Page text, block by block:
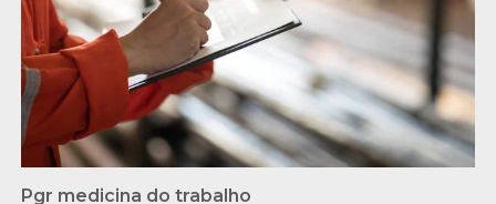
Pgr medicina do trabalho